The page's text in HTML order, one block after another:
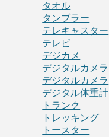
タオル
タンブラー
テレキャスター
テレビ
デジカメ
デジタルカメラ
デジタルカメラ
デジタル体重計
トランク
トレッキング
トースター